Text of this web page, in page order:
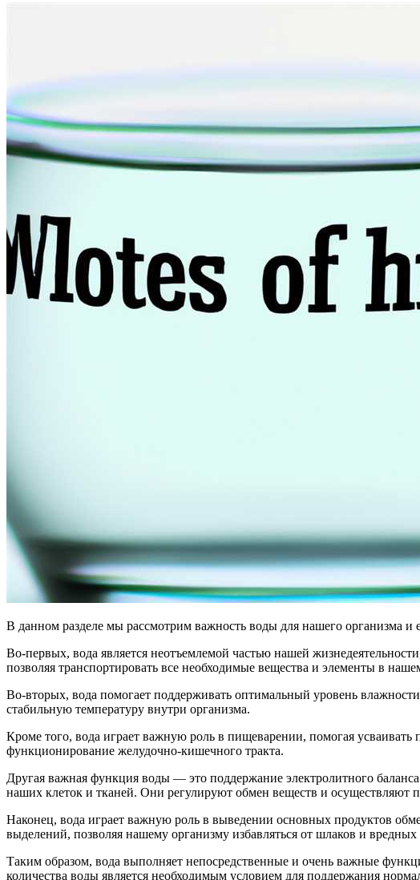
В данном разделе мы рассмотрим важность воды для нашего организма
Во-первых, вода является неотъемлемой частью нашей
позволяя транспортировать все необходимые вещества и элементы в
Во-вторых, вода помогает поддерживать оптимальный уровень
стабильную температуру внутри организма.
Кроме того, вода играет важную роль в пищеварении, помогая
функционирование желудочно-кишечного тракта.
Другая важная функция воды — это поддержание электролитного
наших клеток и тканей. Они регулируют обмен веществ и осуществляют
Наконец, вода играет важную роль в выведении основных продуктов
выделений, позволяя нашему организму избавляться от шлаков и вредных
Таким образом, вода выполняет непосредственные и очень важные
количества воды является необходимым условием для поддержания